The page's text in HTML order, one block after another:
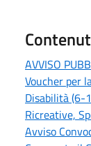
AVVISO
Voucher per
Disabilità (6-
Ricreative,
Avviso